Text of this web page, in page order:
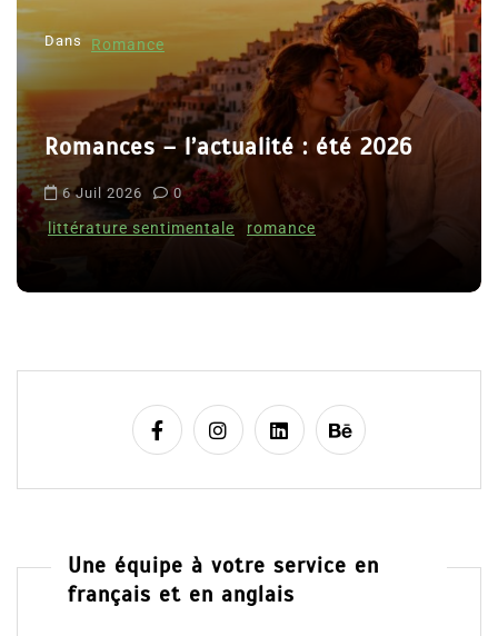
l
’
a
r
t
i
c
e
Dans Romance
Romances – l’actualité : été 2026
6 Juil 2026 0
littérature sentimentale romance
Une équipe à votre service en
français et en anglais